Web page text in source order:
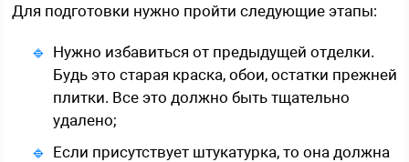
Для подготовки нужно пройти следующие этапы:
Нужно избавиться от предыдущей отделки.
Будь это старая краска, обои, остатки прежней
плитки. Все это должно быть тщательно
удалено;
Если присутствует штукатурка, то она должна